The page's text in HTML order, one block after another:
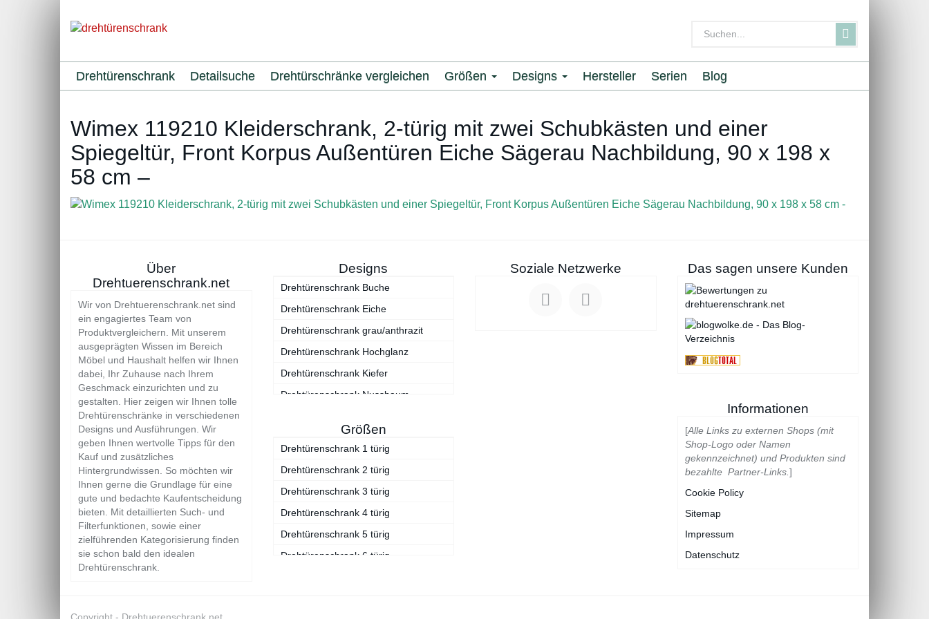
Drehtürenschrank Detailsuche Drehtürschränke vergleichen Größen Designs Hersteller Serien Blog
Wimex 119210 Kleiderschrank, 2-türig mit zwei Schubkästen und einer
Spiegeltür, Front Korpus Außentüren Eiche Sägerau Nachbildung, 90 x 198 x
58 cm –
Über
Drehtuerenschrank.net
Wir von Drehtuerenschrank.net sind
ein engagiertes Team von
Produktvergleichern. Mit unserem
ausgeprägten Wissen im Bereich
Möbel und Haushalt helfen wir Ihnen
dabei, Ihr Zuhause nach Ihrem
Geschmack einzurichten und zu
gestalten. Hier zeigen wir Ihnen tolle
Drehtürenschränke in verschiedenen
Designs und Ausführungen. Wir
geben Ihnen wertvolle Tipps für den
Kauf und zusätzliches
Hintergrundwissen. So möchten wir
Ihnen gerne die Grundlage für eine
gute und bedachte Kaufentscheidung
bieten. Mit detaillierten Such- und
Filterfunktionen, sowie einer
zielführenden Kategorisierung finden
sie schon bald den idealen
Drehtürenschrank.
Designs
Drehtürenschrank Buche
Drehtürenschrank Eiche
Drehtürenschrank grau/anthrazit
Drehtürenschrank Hochglanz
Drehtürenschrank Kiefer
Drehtürenschrank Nussbaum
Drehtürenschrank Walnuss
Größen
Drehtürenschrank 1 türig
Drehtürenschrank 2 türig
Drehtürenschrank 3 türig
Drehtürenschrank 4 türig
Drehtürenschrank 5 türig
Drehtürenschrank 6 türig
Soziale Netzwerke Das sagen unsere Kunden
Informationen
[Alle Links zu externen Shops (mit
Shop-Logo oder Namen
gekennzeichnet) und Produkten sind
bezahlte Partner-Links. ]
Cookie Policy
Sitemap
Impressum
Datenschutz
Copyright - Drehtuerenschrank.net